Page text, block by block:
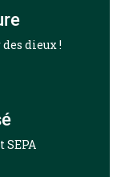
dieux !
SEPA